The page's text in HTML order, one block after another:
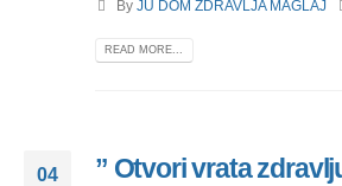
By JU DOM ZDRAVLJA MAGLAJ
READ MORE...
04 ” Otvori vrata